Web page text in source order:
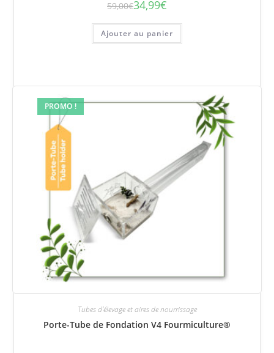
59,00€ Le
initial
était :
59,00€.
34,99€
Le
actuel
est :
34,99€.
Ajouter au panier
PROMO !
Tubes d'élevage et aires de nourrissage
Porte-Tube de Fondation V4 Fourmiculture®